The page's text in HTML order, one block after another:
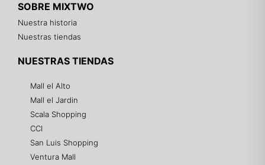
SOBRE MIXTWO
Nuestra historia
Nuestras tiendas
NUESTRAS TIENDAS
Mall el Alto
Mall el Jardin
Scala Shopping
CCI
San Luis Shopping
Ventura Mall